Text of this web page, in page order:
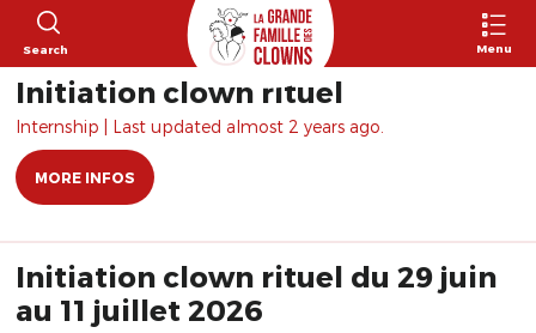
Search Menu
Initiation clown rituel
Internship | Last updated almost 2 years ago.
MORE INFOS
Initiation clown rituel du 29 juin
au 11 juillet 2026